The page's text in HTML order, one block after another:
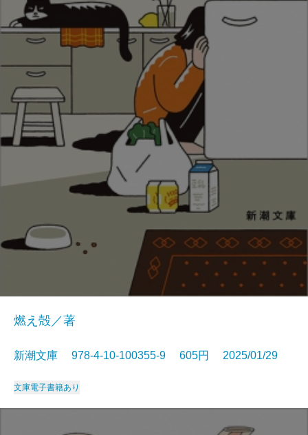
燃え殻／著
新潮文庫 978-4-10-100355-9 605円 2025/01/29
文庫電子書籍あり